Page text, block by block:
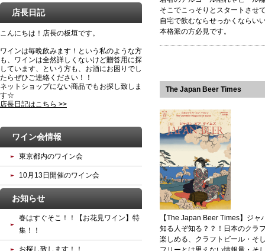
そこでこっそりとスタートさせ
自宅で飲むならせっかくならい
本格派の方必見です。
The Japan Beer Times
【The Japan Beer Times】ジャ
知る人ぞ知る？？！日本のクラ
楽しめる、クラフトビール・そ
店長日記
こんにちは！店長の板垣です。
ワインは毎晩飲みます！という私のような方
も、ワインは全然詳しくないけど贈答用に探
しています、という方も、お酒にお困りでし
たらぜひご連絡ください！！
ネットショップにない商品でもお探し致しま
す☆
店長日記はこちら >>
ワイン会情報
東京都内のワイン会
10月13日開催のワイン会
お知らせ
春はすぐそこ！！【お花見ワイン】特
集！！
お探し致します！！